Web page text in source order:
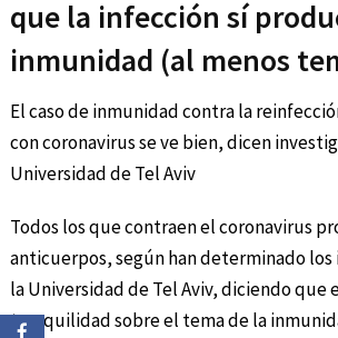
que la infección sí
inmunidad (al menos
El caso de inmunidad contra la
con coronavirus se ve bien, dicen
Universidad de Tel Aviv
Todos los que contraen el coronavirus
anticuerpos, según han determinado
la Universidad de Tel Aviv, diciendo que
tranquilidad sobre el tema de la